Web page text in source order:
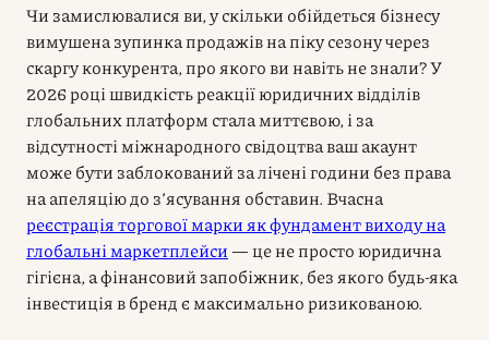
Чи замислювалися ви, у скільки обійдеться бізнесу
вимушена зупинка продажів на піку сезону через
скаргу конкурента, про якого ви навіть не знали? У
2026 році швидкість реакції юридичних відділів
глобальних платформ стала миттєвою, і за
відсутності міжнародного свідоцтва ваш акаунт
може бути заблокований за лічені години без права
на апеляцію до з’ясування обставин. Вчасна
реєстрація торгової марки як фундамент виходу на
глобальні маркетплейси— це не просто юридична
гігієна, а фінансовий запобіжник, без якого будь-яка
інвестиція в бренд є максимально ризикованою.